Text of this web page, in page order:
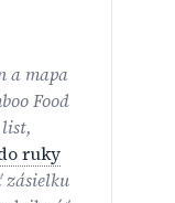
a mapa
Food
ruky
zásielku